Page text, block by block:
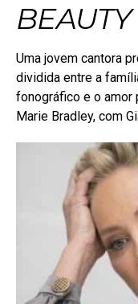
BEAUTY
Uma jovem cantora
dividida entre a
fonográfico e o amor
Marie Bradley, com